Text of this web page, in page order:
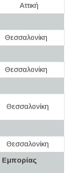
Αττική
Θεσσαλονίκη
Θεσσαλονίκη
Θεσσαλονίκη
Θεσσαλονίκη